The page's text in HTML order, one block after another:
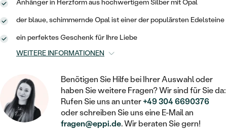
V-FORM
VINTAGE
GEHÄMMERTE
VON HAND GRAVIERTE
IM SET
GESTALTE EINEN RING
WÄHLE EINEN RING
DIAMANTEN ZUM EINFASSEN
OHRRINGE
ANHÄNGER / KETTEN
ARMBÄNDER
SCHMUCKSET
HERRENSCHMUCK
CREOLEN
MINIMALISTISCHE
SOLITÄR
HERZ
NACH STYL
ZUR GEBURT EINES KINDES
PERSONALISIERT
MIT STERNZEICHEN
MINIMALISTISCH
SILBER
PLATIN
MEMOIRE
MINIMALISTISCHE
Anhänger in Herzform aus hochwertigem Silber mit Opal
der blaue, schimmernde Opal ist einer der populärsten Edelsteine
ein perfektes Geschenk für Ihre Liebe
WEITERE INFORMATIONEN
Benötigen Sie Hilfe bei Ihrer Auswahl oder
haben Sie weitere Fragen? Wir sind für Sie da:
Rufen Sie uns an unter+49 304 6690376
oder schreiben Sie uns eine E-Mail an
fragen@eppi.de. Wir beraten Sie gern!